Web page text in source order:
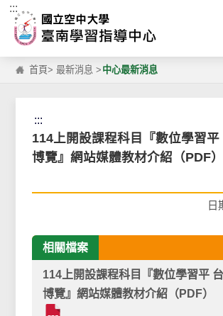
跳到主要內容區塊
:::
首頁>最新消息 > 中心最新消息
:::
114上開設課程科目『數位學習
博覽』網站媒體教材介紹（PDF）
日
相關檔案
114上開設課程科目『數位學習平
博覽』網站媒體教材介紹（PDF）